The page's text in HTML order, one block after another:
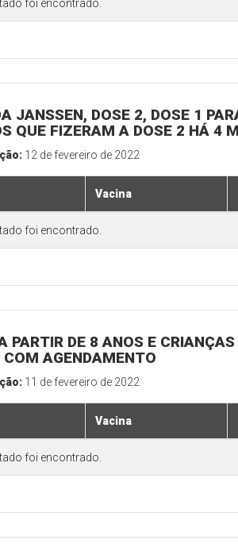
foi encontrado.
JANSSEN, DOSE 2, DOSE 1
QUE FIZERAM A DOSE 2 HÁ 4
12 de fevereiro de 2022
Vacina
foi encontrado.
PARTIR DE 8 ANOS E
AGENDAMENTO
11 de fevereiro de 2022
Vacina
foi encontrado.